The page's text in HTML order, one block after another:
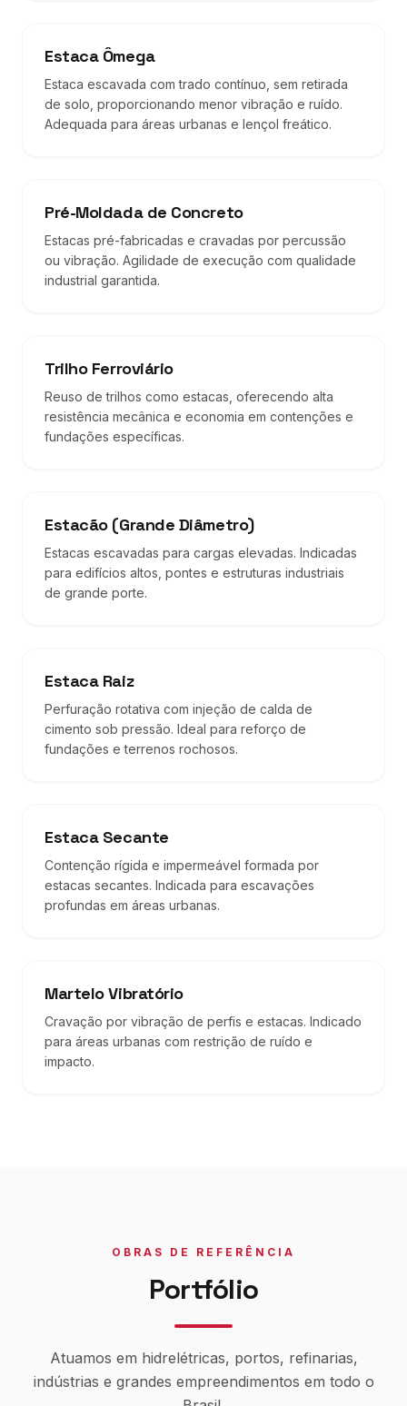
Estaca Ômega
Estaca escavada com trado contínuo, sem retirada
de solo, proporcionando menor vibração e ruído.
Adequada para áreas urbanas e lençol freático.
Pré-Moldada de Concreto
Estacas pré-fabricadas e cravadas por percussão
ou vibração. Agilidade de execução com qualidade
industrial garantida.
Trilho Ferroviário
Reuso de trilhos como estacas, oferecendo alta
resistência mecânica e economia em contenções e
fundações específicas.
Estacão (Grande Diâmetro)
Estacas escavadas para cargas elevadas. Indicadas
para edifícios altos, pontes e estruturas industriais
de grande porte.
Estaca Raiz
Perfuração rotativa com injeção de calda de
cimento sob pressão. Ideal para reforço de
fundações e terrenos rochosos.
Estaca Secante
Contenção rígida e impermeável formada por
estacas secantes. Indicada para escavações
profundas em áreas urbanas.
Martelo Vibratório
Cravação por vibração de perfis e estacas. Indicado
para áreas urbanas com restrição de ruído e
impacto.
OBRAS DE REFERÊNCIA
Portfólio
Atuamos em hidrelétricas, portos, refinarias,
indústrias e grandes empreendimentos em todo o